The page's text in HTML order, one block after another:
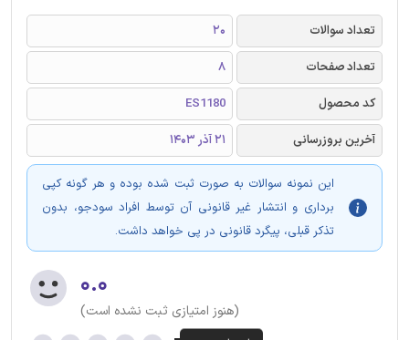
تعداد سوالات
20
تعداد صفحات
8
کد محصول
ES1180
آخرین بروزرسانی
21 آذر 1403
این نمونه سوالات به صورت ثبت شده بوده و هر گونه کپی
برداری و انتشار غیر قانونی آن توسط افراد سودجو، بدون
تذکر قبلی، پیگرد قانونی در پی خواهد داشت.
۰.۰
(هنوز امتیازی ثبت نشده است)